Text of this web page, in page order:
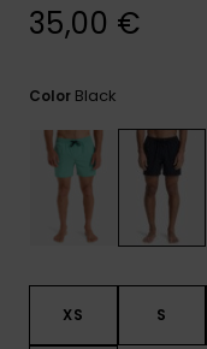
35,00 €
Color Black
XS S